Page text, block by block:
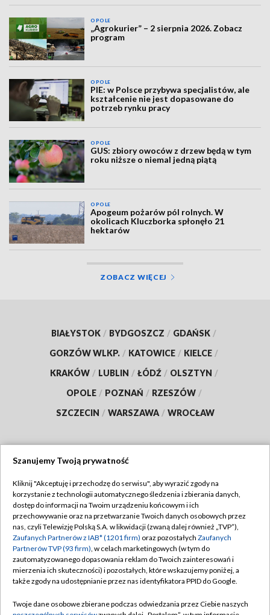
OPOLE
„Agrokurier” – 2 sierpnia 2026. Zobacz
program
OPOLE
PIE: w Polsce przybywa specjalistów, ale
kształcenie nie jest dopasowane do
potrzeb rynku pracy
OPOLE
GUS: zbiory owoców z drzew będą w tym
roku niższe o niemal jedną piątą
OPOLE
Apogeum pożarów pól rolnych. W
okolicach Kluczborka spłonęło 21
hektarów
ZOBACZ WIĘCEJ
BIAŁYSTOK / BYDGOSZCZ / GDAŃSK /
GORZÓW WLKP. / KATOWICE / KIELCE /
KRAKÓW / LUBLIN / ŁÓDŹ / OLSZTYN /
OPOLE / POZNAŃ / RZESZÓW /
SZCZECIN / WARSZAWA / WROCŁAW
TVP
Abonament TVP
Emisja w TVP
Centrum informacji TVP
Naziemna Telewizja Cyfrowa
Regulamin TVP
Polityka prywatności
Moje zgody
Pomoc
Szanujemy Twoją prywatność
Kliknij "Akceptuję i przechodzę do serwisu", aby wyrazić zgody na
korzystanie z technologii automatycznego śledzenia i zbierania danych,
dostęp do informacji na Twoim urządzeniu końcowym i ich
przechowywanie oraz na przetwarzanie Twoich danych osobowych przez
nas, czyli Telewizję Polską S.A. w likwidacji (zwaną dalej również „TVP”),
Zaufanych Partnerów z IAB* (1201 firm) oraz pozostałych Zaufanych
Partnerów TVP (93 firm), w celach marketingowych (w tym do
zautomatyzowanego dopasowania reklam do Twoich zainteresowań i
mierzenia ich skuteczności) i pozostałych, które wskazujemy poniżej, a
także zgody na udostępnianie przez nas identyfikatora PPID do Google.
Twoje dane osobowe zbierane podczas odwiedzania przez Ciebie naszych